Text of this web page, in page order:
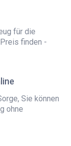
für die
finden -
Sie können
ohne